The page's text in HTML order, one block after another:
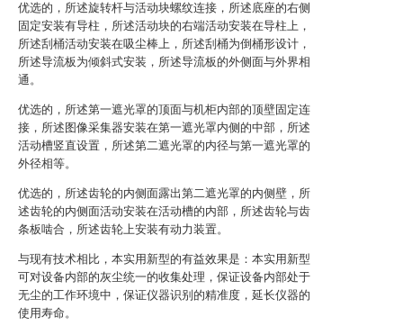
优选的，所述旋转杆与活动块螺纹连接，所述底座的右侧
固定安装有导柱，所述活动块的右端活动安装在导柱上，
所述刮桶活动安装在吸尘棒上，所述刮桶为倒桶形设计，
所述导流板为倾斜式安装，所述导流板的外侧面与外界相
通。
优选的，所述第一遮光罩的顶面与机柜内部的顶壁固定连
接，所述图像采集器安装在第一遮光罩内侧的中部，所述
活动槽竖直设置，所述第二遮光罩的内径与第一遮光罩的
外径相等。
优选的，所述齿轮的内侧面露出第二遮光罩的内侧壁，所
述齿轮的内侧面活动安装在活动槽的内部，所述齿轮与齿
条板啮合，所述齿轮上安装有动力装置。
与现有技术相比，本实用新型的有益效果是：本实用新型
可对设备内部的灰尘统一的收集处理，保证设备内部处于
无尘的工作环境中，保证仪器识别的精准度，延长仪器的
使用寿命。